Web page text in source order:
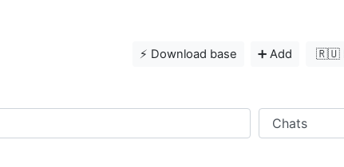
⚡️ Download base ➕ Add 🇷🇺